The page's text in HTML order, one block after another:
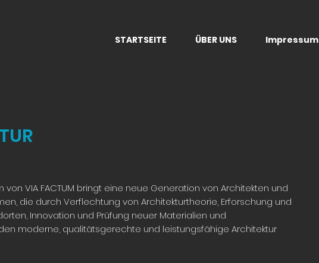
STARTSEITE ÜBER UNS Impressum
VIA FACTUM bringt eine neue Generation von Architekten und
die durch Verflechtung von Architekturtheorie, Erforschung und
Innovation und Prüfung neuer Materialien und
moderne, qualitätsgerechte und leistungsfähige Architektur